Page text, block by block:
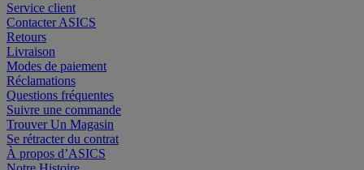
Service client
Contacter ASICS
Retours
Livraison
Modes de paiement
Réclamations
Questions fréquentes
Suivre une commande
Trouver Un Magasin
Se rétracter du contrat
À propos d’ASICS